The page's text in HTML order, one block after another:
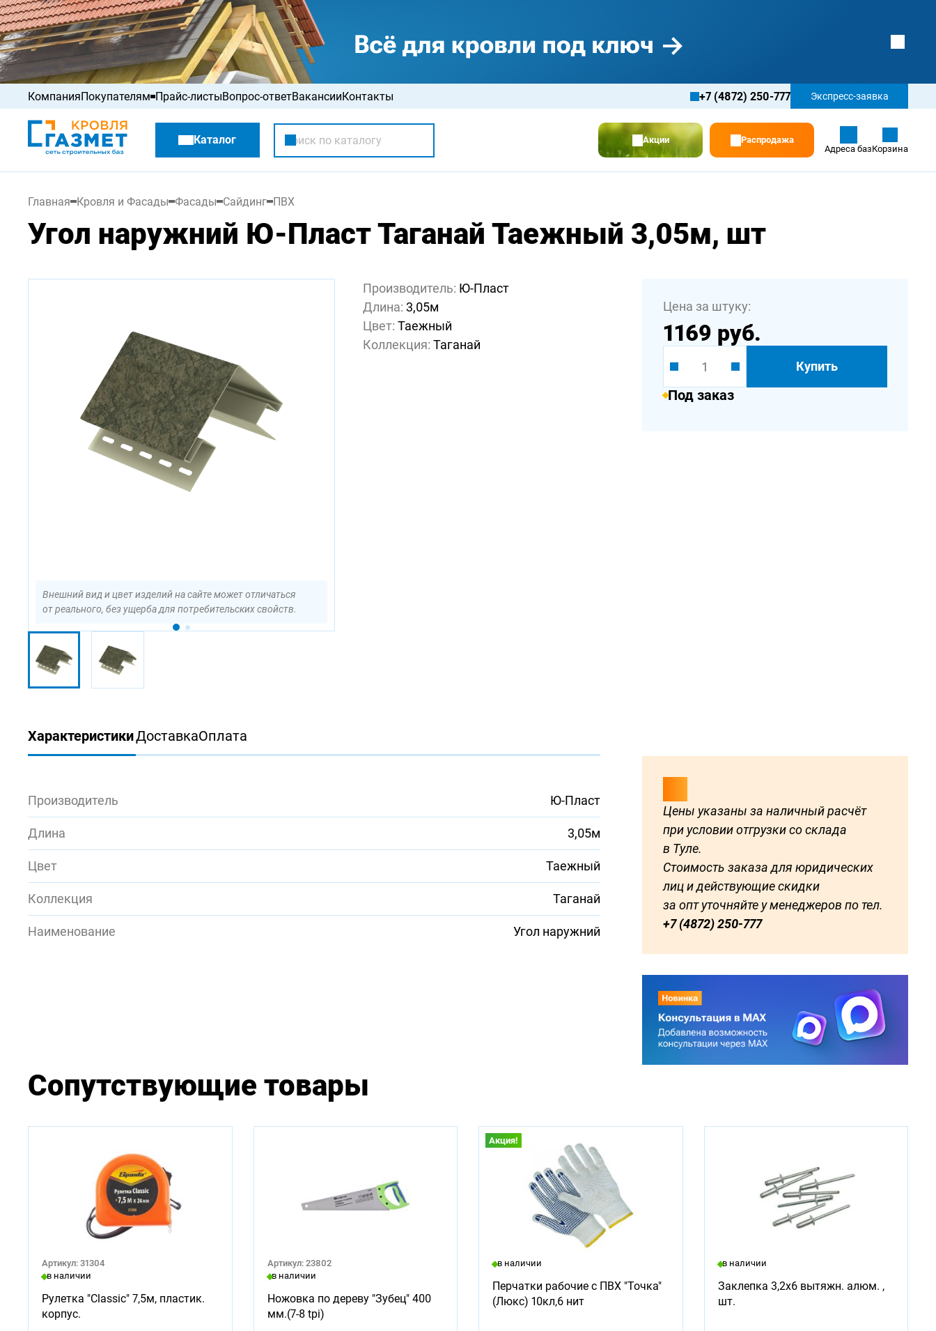
КомпанияПокупателям
Акции
Распродажа
Прайс-листыВопрос-ответВакансииКонтакты +7 (4872) 250-777 Экспресс-заявка
Каталог Акции
Распродажа
Адреса базКорзина
Главная Кровля и Фасады Фасады Сайдинг ПВХ
Угол наружний Ю-Пласт Таганай Таежный 3,05м, шт
Внешний вид и цвет изделий на сайте может отличаться
от реального, без ущерба для потребительских свойств.
Производитель: Ю-Пласт
Длина: 3,05м
Цвет: Таежный
Коллекция: Таганай
Цена за штуку:
1169 руб.
Купить
Под заказ
ХарактеристикиДоставкаОплата
Производитель Ю-Пласт
Длина 3,05м
Цвет Таежный
Коллекция Таганай
Наименование Угол наружний
Цены указаны за наличный расчёт
при условии отгрузки со склада
в Туле.
Стоимость заказа для юридических
лиц и действующие скидки
за опт уточняйте у менеджеров по тел.
+7 (4872) 250-777
Сопутствующие товары
Артикул: 31304
в наличии
Рулетка "Classic" 7,5м, пластик.
корпус.
Артикул: 23802
в наличии
Ножовка по дереву "Зубец" 400
мм.(7-8 tpi)
Акция!
в наличии
Перчатки рабочие с ПВХ "Точка"
(Люкс) 10кл,6 нит
в наличии
Заклепка 3,2х6 вытяжн. алюм. ,
шт.